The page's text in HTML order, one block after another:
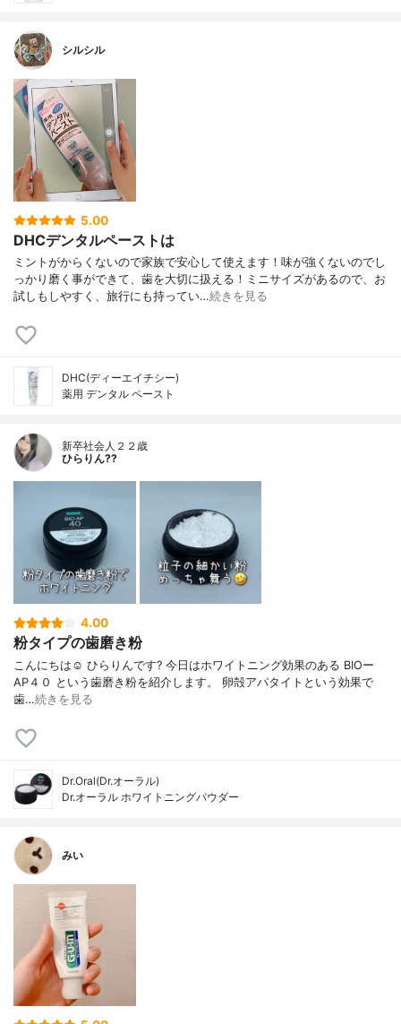
シルシル
5.00
DHCデンタルペーストは
ミントがからくないので家族で安心して使えます！味が強くないのでし
っかり磨く事ができて、歯を大切に扱える！ミニサイズがあるので、お
試しもしやすく、旅行にも持ってい…続きを見る
DHC(ディーエイチシー)
薬用 デンタル ペースト
新卒社会人２２歳
ひらりん??
4.00
粉タイプの歯磨き粉
こんにちは☺️ ひらりんです? 今日はホワイトニング効果のある BIOー
AP４０ という歯磨き粉を紹介します。 卵殻アパタイトという効果で
歯…続きを見る
Dr.Oral(Dr.オーラル)
Dr.オーラル ホワイトニングパウダー
みい